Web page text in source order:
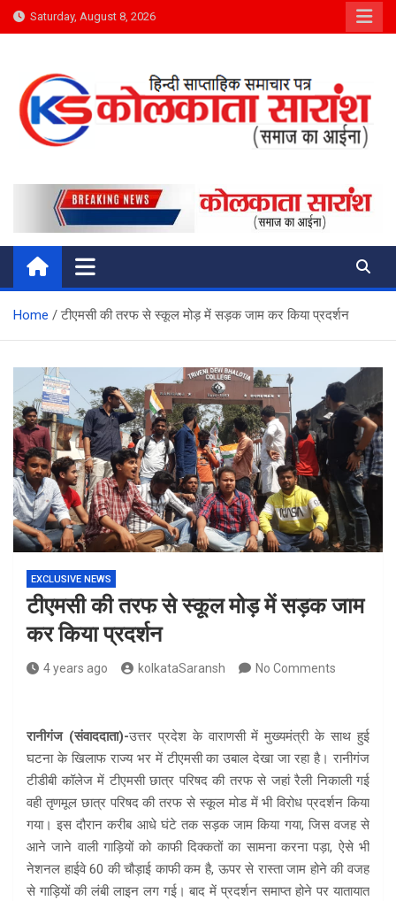
Skip
to
Saturday, August 8, 2026
Kolkata Saransh News
समाज का आईना
Home टीएमसी की तरफ से स्कूल मोड़ में सड़क जाम कर किया प्रदर्शन
EXCLUSIVE NEWS
टीएमसी की तरफ से स्कूल मोड़ में सड़क जाम
कर किया प्रदर्शन
4 years ago kolkataSaransh No Comments
रानीगंज (संवाददाता)-उत्तर प्रदेश के वाराणसी में मुख्यमंत्री के साथ हुई
घटना के खिलाफ राज्य भर में टीएमसी का उबाल देखा जा रहा है। रानीगंज
टीडीबी कॉलेज में टीएमसी छात्र परिषद की तरफ से जहां रैली निकाली गई
वही तृणमूल छात्र परिषद की तरफ से स्कूल मोड में भी विरोध प्रदर्शन किया
गया। इस दौरान करीब आधे घंटे तक सड़क जाम किया गया, जिस वजह से
आने जाने वाली गाड़ियों को काफी दिक्कतों का सामना करना पड़ा, ऐसे भी
नेशनल हाईवे 60 की चौड़ाई काफी कम है, ऊपर से रास्ता जाम होने की वजह
से गाड़ियों की लंबी लाइन लग गई। बाद में प्रदर्शन समाप्त होने पर यातायात